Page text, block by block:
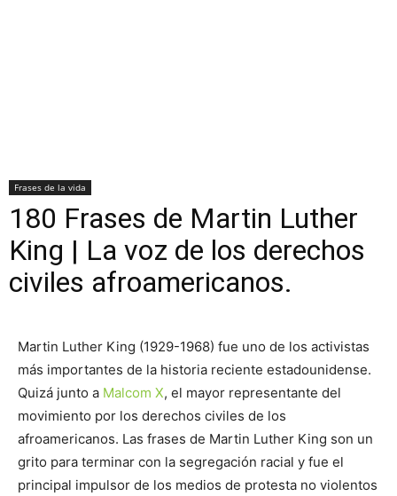
Frases de la vida
180 Frases de Martin Luther
King | La voz de los derechos
civiles afroamericanos.
Martin Luther King (1929-1968) fue uno de los activistas
más importantes de la historia reciente estadounidense.
Quizá junto a Malcom X, el mayor representante del
movimiento por los derechos civiles de los
afroamericanos. Las frases de Martin Luther King son un
grito para terminar con la segregación racial y fue el
principal impulsor de los medios de protesta no violentos